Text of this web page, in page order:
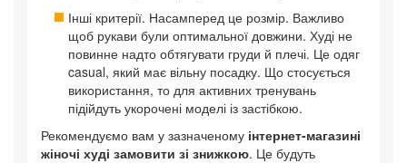
Інші критерії. Насамперед це розмір. Важливо
щоб рукави були оптимальної довжини. Худі не
повинне надто обтягувати груди й плечі. Це одяг
casual, який має вільну посадку. Що стосується
використання, то для активних тренувань
підійдуть укорочені моделі із застібкою.
Рекомендуємо вам у зазначеному інтернет-магазині
жіночі худі замовити зі знижкою. Це будуть